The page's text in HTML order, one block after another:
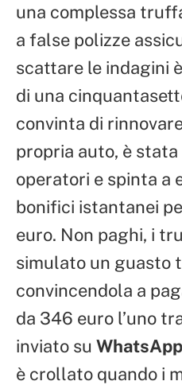
una complessa
a false polizze
scattare le indagini
di una
convinta di
propria auto, è
operatori e spinta a
bonifici istantanei
euro. Non paghi, i
simulato un guasto
convincendola a
da 346 euro l’uno
inviato su WhatsApp
è crollato quando i